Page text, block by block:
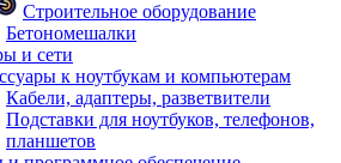
Строительное оборудование
Бетономешалки
и сети
к ноутбукам и компьютерам
Кабели, адаптеры, разветвители
Подставки для ноутбуков, телефонов,
планшетов